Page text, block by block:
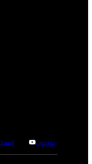
يوتيوب